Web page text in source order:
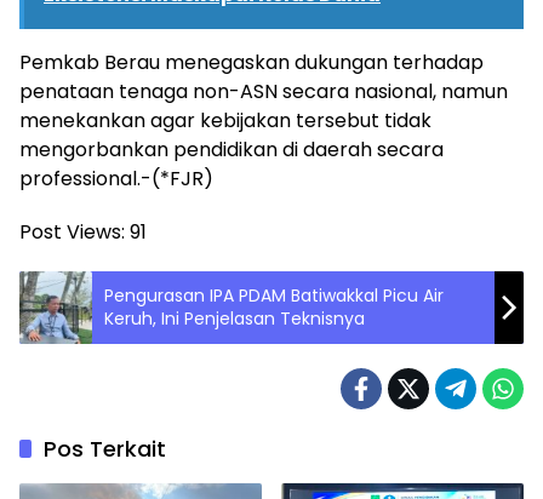
Pemkab Berau menegaskan dukungan terhadap
penataan tenaga non-ASN secara nasional, namun
menekankan agar kebijakan tersebut tidak
mengorbankan pendidikan di daerah secara
professional.-(*FJR)
Post Views: 91
Pengurasan IPA PDAM Batiwakkal Picu Air
Keruh, Ini Penjelasan Teknisnya
Pos Terkait